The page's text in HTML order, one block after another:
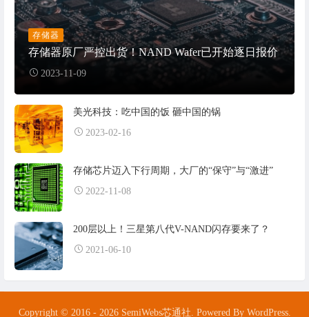
存储器
存储器原厂严控出货！NAND Wafer已开始逐日报价
2023-11-09
美光科技：吃中国的饭 砸中国的锅
2023-02-16
存储芯片迈入下行周期，大厂的“保守”与“激进”
2022-11-08
200层以上！三星第八代V-NAND闪存要来了？
2021-06-10
Copyright © 2016 - 2026 SemiWebs芯通社. Powered By WordPress.